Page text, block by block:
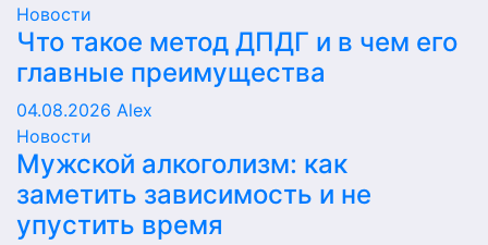
Новости
Что такое метод ДПДГ и в чем его
главные преимущества
04.08.2026 Alex
Новости
Мужской алкоголизм: как
заметить зависимость и не
упустить время